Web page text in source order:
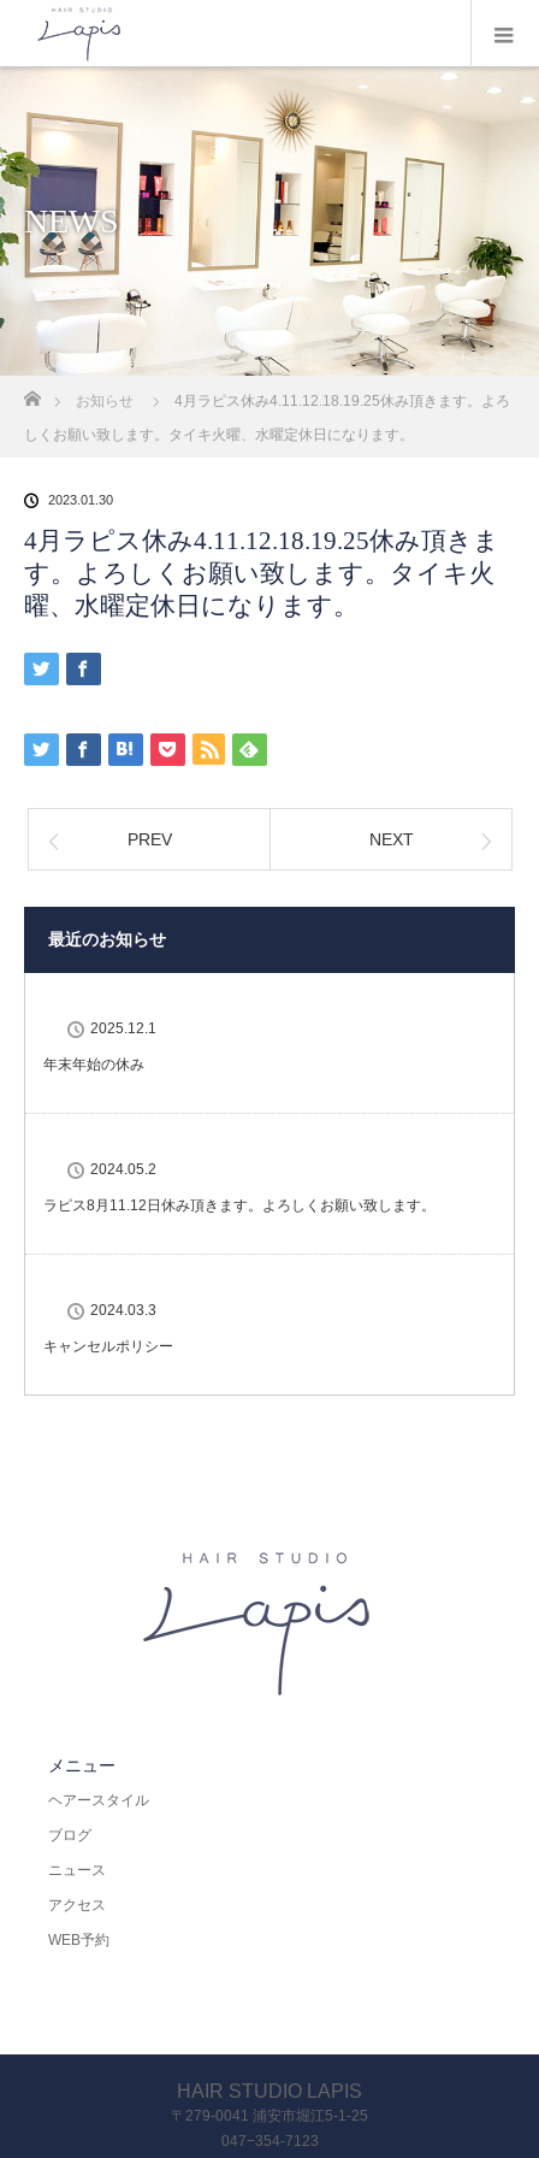
NEWS
ホーム
お知らせ
4月ラピス休み4.11.12.18.19.25休み頂きます。よろ
しくお願い致します。タイキ火曜、水曜定休日になります。
2023.01.30
4月ラピス休み4.11.12.18.19.25休み頂きま
す。よろしくお願い致します。タイキ火
曜、水曜定休日になります。
PREV NEXT
最近のお知らせ
2025.12.1
年末年始の休み
2024.05.2
ラピス8月11.12日休み頂きます。よろしくお願い致します。
2024.03.3
キャンセルポリシー
メニュー
ヘアースタイル
ブログ
ニュース
アクセス
WEB予約
HAIR STUDIO LAPIS
〒279-0041 浦安市堀江5-1-25
047−354-7123